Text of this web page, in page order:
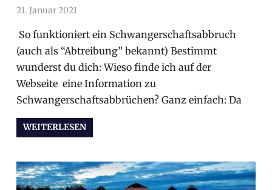
21. Januar 2021
So funktioniert ein Schwangerschaftsabbruch
(auch als “Abtreibung” bekannt) Bestimmt
wunderst du dich: Wieso finde ich auf der
Webseite eine Information zu
Schwangerschaftsabbrüchen? Ganz einfach: Da
WEITERLESEN